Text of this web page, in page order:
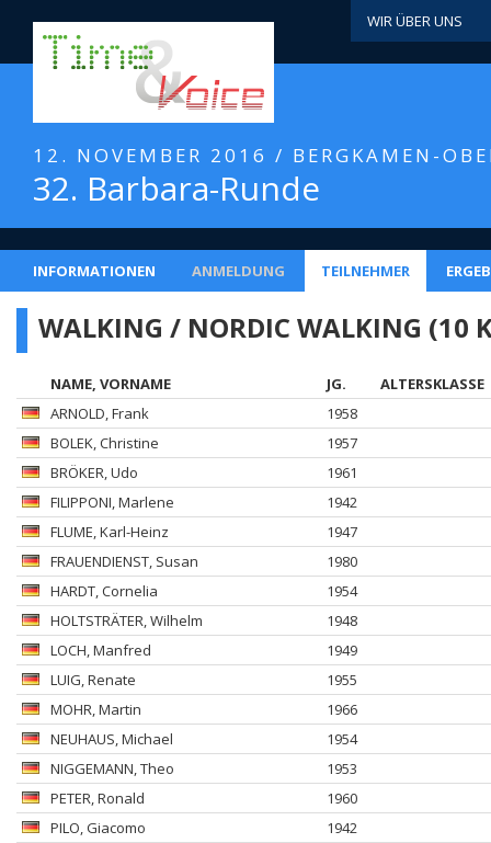
WIR ÜBER UNS
12. NOVEMBER 2016 / BERGKAMEN-
32. Barbara-Runde
INFORMATIONEN ANMELDUNG TEILNEHMER
WALKING / NORDIC WALKING (10
NAME, VORNAME JG.
ALTERSKLASSE
ARNOLD, Frank
1958
BOLEK, Christine
1957
BRÖKER, Udo
1961
FILIPPONI, Marlene
1942
FLUME, Karl-Heinz
1947
FRAUENDIENST, Susan
1980
HARDT, Cornelia
1954
HOLTSTRÄTER, Wilhelm
1948
LOCH, Manfred
1949
LUIG, Renate
1955
MOHR, Martin
1966
NEUHAUS, Michael
1954
NIGGEMANN, Theo
1953
PETER, Ronald
1960
PILO, Giacomo
1942